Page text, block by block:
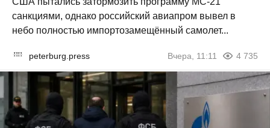
санкциями, однако российский авиапром вывел в
небо полностью импортозамещённый самолет...
peterburg.press Вчера, 11:11 4 735